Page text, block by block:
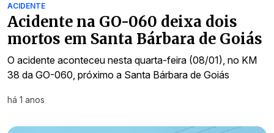
ACIDENTE
Acidente na GO-060 deixa dois
mortos em Santa Bárbara de Goiás
O acidente aconteceu nesta quarta-feira (08/01), no KM
38 da GO-060, próximo a Santa Bárbara de Goiás
há 1 anos